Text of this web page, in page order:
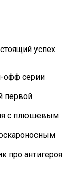
успех
офф серии
первой
с плюшевым
про антигероя